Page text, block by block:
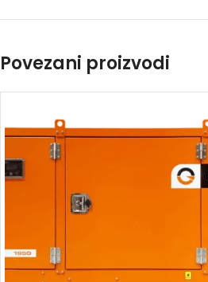
Povezani proizvodi